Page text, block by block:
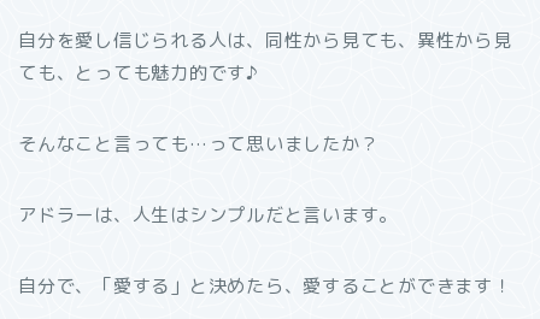
自分を愛し信じられる人は、同性から見ても、異性から見
ても、とっても魅力的です♪
そんなこと言っても…って思いましたか？
アドラーは、人生はシンプルだと言います。
自分で、「愛する」と決めたら、愛することができます！